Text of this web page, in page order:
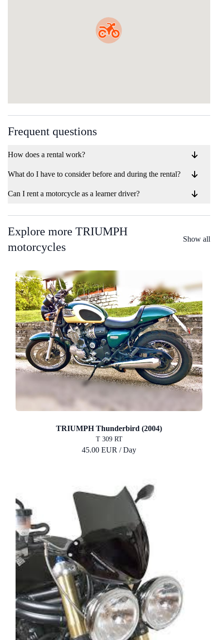
Frequent questions
How does a rental work?
What do I have to consider before and during the rental?
Can I rent a motorcycle as a learner driver?
Explore more TRIUMPH
motorcycles
Show all
TRIUMPH Thunderbird (2004)
T 309 RT
45.00 EUR / Day